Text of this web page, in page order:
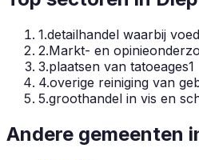
1.detailhandel waarbij
2.Markt- en
3.plaatsen van tatoeages1
4.overige reiniging van
5.groothandel in vis en
Andere gemeenten